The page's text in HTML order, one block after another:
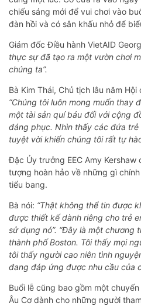
chiếu sáng mới để vui chơi vào
đàn hồi và có sân khấu nhỏ để
Giám đốc Điều hành VietAID
thực sự đã tạo ra một vườn chơi
chúng ta”.
Bà Kim Thái, Chủ tịch lâu năm
“Chúng tôi luôn mong muốn thay
một tài sản quí báu đối với cộng
đáng phục. Nhìn thấy các đứa
tuyệt vời khiến chúng tôi rất tự
Đặc Ủy trưởng EEC Amy
tượng hoàn hảo về những gì
tiểu bang.
Bà nói: “Thật không thể tin được
được thiết kế dành riêng cho trẻ
sử dụng nó”. “Đây là một chương
thành phố Boston. Tôi thấy mọi
tôi thấy người cao niên tình
đang đáp ứng được nhu cầu của
Buổi lễ cũng bao gồm một
Âu Cơ dành cho những người